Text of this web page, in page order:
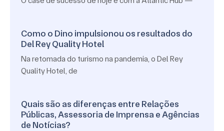
Como o Dino impulsionou os resultados do
Del Rey Quality Hotel
Na retomada do turismo na pandemia, o Del Rey
Quality Hotel, de
Quais são as diferenças entre Relações
Públicas, Assessoria de Imprensa e Agências
de Notícias?